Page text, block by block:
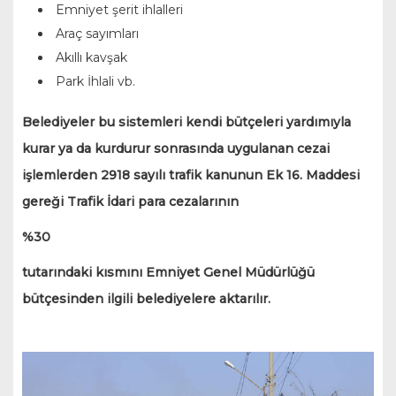
Emniyet şerit ihlalleri
Araç sayımları
Akıllı kavşak
Park İhlali vb.
Belediyeler bu sistemleri kendi bütçeleri yardımıyla
kurar ya da kurdurur sonrasında uygulanan cezai
işlemlerden 2918 sayılı trafik kanunun Ek 16. Maddesi
gereği Trafik İdari para cezalarının
%30
tutarındaki kısmını Emniyet Genel Müdürlüğü
bütçesinden ilgili belediyelere aktarılır.